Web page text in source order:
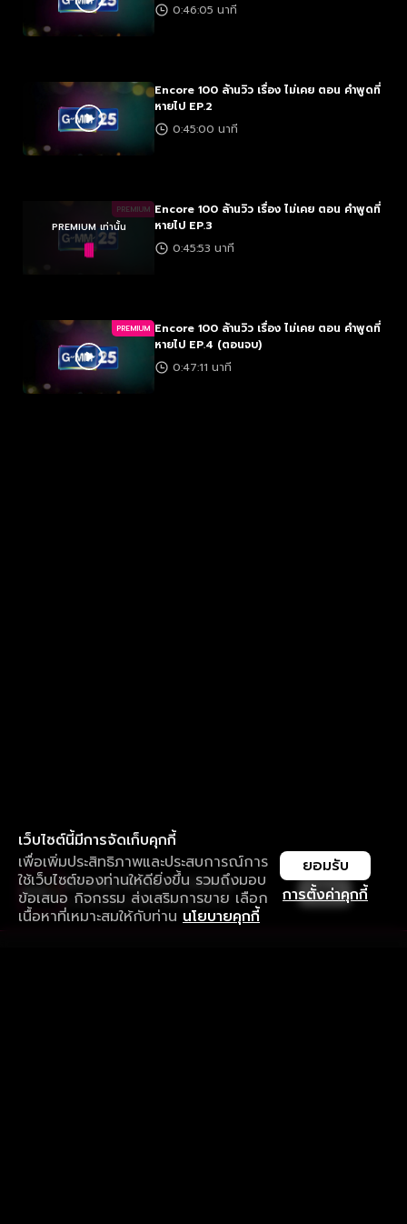
0:46:05 นาที
Encore 100 ล้านวิว เรื่อง ไม่เคย ตอน คำพูดที่
หายไป EP.2
0:45:00 นาที
PREMIUM
PREMIUM เท่านั้น
Encore 100 ล้านวิว เรื่อง ไม่เคย ตอน คำพูดที่
หายไป EP.3
0:45:53 นาที
PREMIUM Encore 100 ล้านวิว เรื่อง ไม่เคย ตอน คำพูดที่
หายไป EP.4 (ตอนจบ)
0:47:11 นาที
เว็บไซต์นี้มีการจัดเก็บคุกกี้
เพื่อเพิ่มประสิทธิภาพและประสบการณ์การ
ใช้เว็บไซต์ของท่านให้ดียิ่งขึ้น รวมถึงมอบ
ข้อเสนอ กิจกรรม ส่งเสริมการขาย เลือก
เนื้อหาที่เหมาะสมให้กับท่าน นโยบายคุกกี้
การตั้งค่าคุกกี้
ยอมรับ
ใช้งานแอป ลื่นไหลกว่า ไม่มีสะดุด
ดาวน์โหลดแอปเพื่อการรับชมที่ดีกว่า เปิด